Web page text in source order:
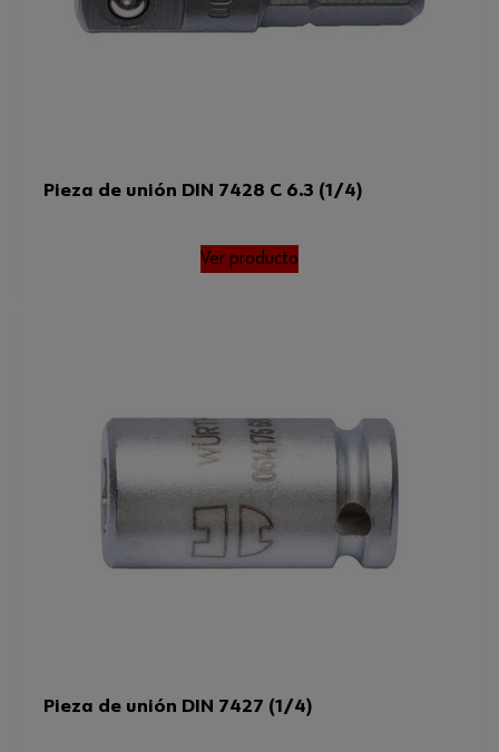
Pieza de unión DIN 7428 C 6.3 (1/4)
Ver producto
Pieza de unión DIN 7427 (1/4)